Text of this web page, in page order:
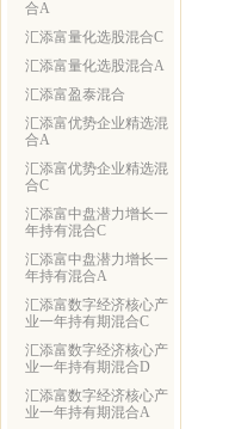
合A
汇添富量化选股混合C
汇添富量化选股混合A
汇添富盈泰混合
汇添富优势企业精选混
合A
汇添富优势企业精选混
合C
汇添富中盘潜力增长一
年持有混合C
汇添富中盘潜力增长一
年持有混合A
汇添富数字经济核心产
业一年持有期混合C
汇添富数字经济核心产
业一年持有期混合D
汇添富数字经济核心产
业一年持有期混合A